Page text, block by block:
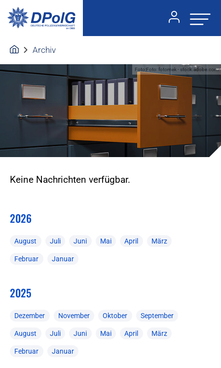
Archiv
Foto:Foto: fotomek - stock.adobe.com
Keine Nachrichten verfügbar.
2026
August Juli Juni Mai April März
Februar Januar
2025
Dezember November Oktober September
August Juli Juni Mai April März
Februar Januar